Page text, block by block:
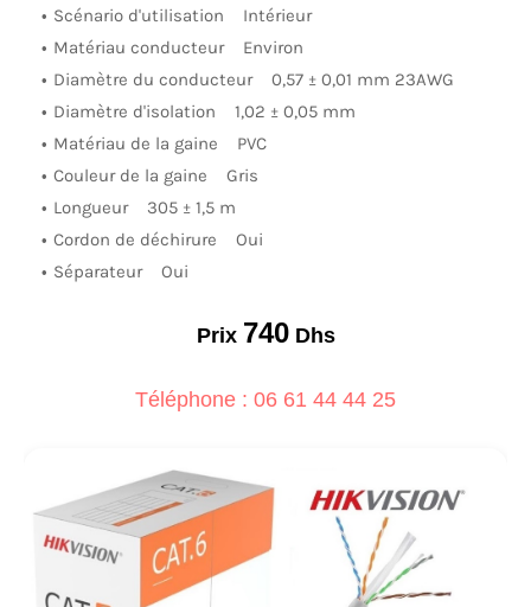
Scénario d'utilisation
Intérieur
Matériau conducteur
Environ
Diamètre du conducteur
0,57 ± 0,01 mm 23AWG
Diamètre d'isolation
1,02 ± 0,05 mm
Matériau de la gaine
PVC
Couleur de la gaine
Gris
Longueur
305 ± 1,5 m
Cordon de déchirure
Oui
Séparateur
Oui
Prix 740Dhs
Téléphone : 06 61 44 44 25